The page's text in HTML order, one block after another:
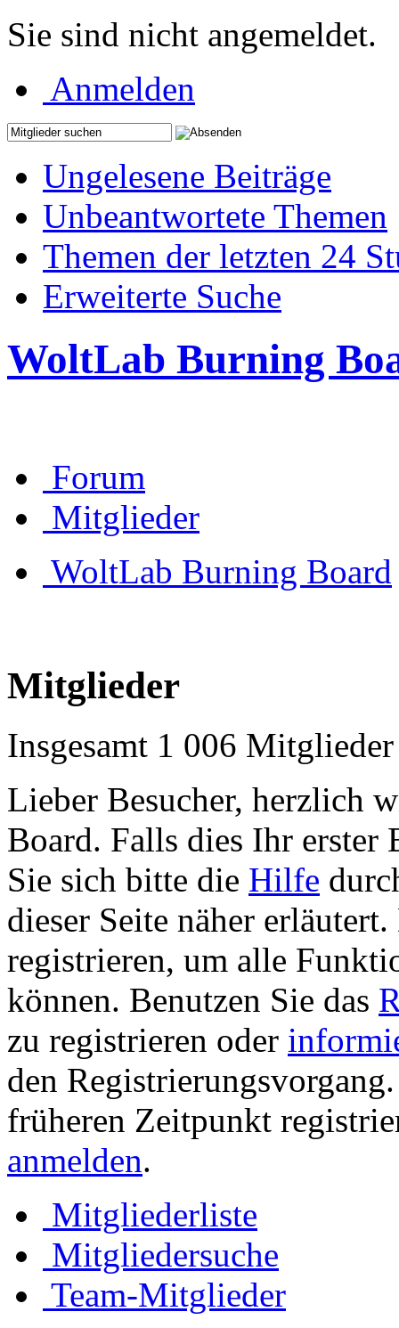
Sie sind nicht angemeldet.
Anmelden
Ungelesene Beiträge
Unbeantwortete Themen
Themen der letzten 24
Erweiterte Suche
WoltLab Burning
Forum
Mitglieder
WoltLab Burning Board
Mitglieder
Insgesamt 1 006 Mitglieder
Lieber Besucher, herzlich
Board. Falls dies Ihr erster
Sie sich bitte die Hilfe
dieser Seite näher
registrieren, um alle
können. Benutzen Sie das
zu registrieren oder
den
früheren Zeitpunkt
anmelden.
Mitgliederliste
Mitgliedersuche
Team-Mitglieder